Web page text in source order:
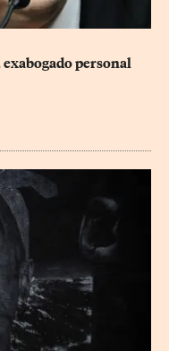
exabogado personal